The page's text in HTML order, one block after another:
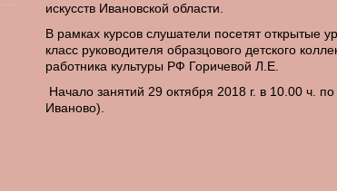
искусств Ивановской области.
В рамках курсов слушатели посетят
класс руководителя образцового детского
работника культуры РФ Горичевой Л.Е.
Начало занятий 29 октября 2018 г. в 10.00 ч.
Иваново).